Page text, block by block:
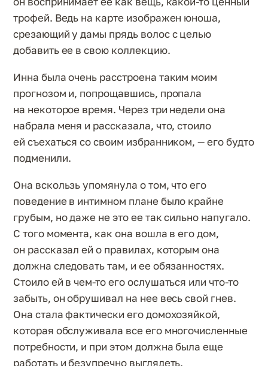
трофей. Ведь на карте изображен юноша,
срезающий у дамы прядь волос с целью
добавить ее в свою коллекцию.
Инна была очень расстроена таким моим
прогнозом и, попрощавшись, пропала
на некоторое время. Через три недели она
набрала меня и рассказала, что, стоило
ей съехаться со своим избранником, — его будто
подменили.
Она вскользь упомянула о том, что его
поведение в интимном плане было крайне
грубым, но даже не это ее так сильно напугало.
С того момента, как она вошла в его дом,
он рассказал ей о правилах, которым она
должна следовать там, и ее обязанностях.
Стоило ей в чем-то его ослушаться или что-то
забыть, он обрушивал на нее весь свой гнев.
Она стала фактически его домохозяйкой,
которая обслуживала все его многочисленные
потребности, и при этом должна была еще
работать и безупречно выглядеть.